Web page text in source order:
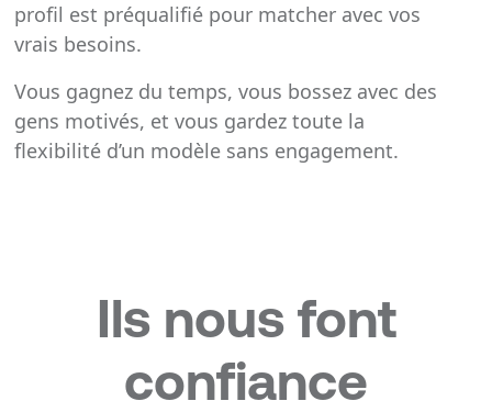
profil est préqualifié pour matcher avec vos
vrais besoins.
Vous gagnez du temps, vous bossez avec des
gens motivés, et vous gardez toute la
flexibilité d’un modèle sans engagement.
Ils nous font
confiance